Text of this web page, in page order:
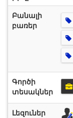
Բանալի
բառեր
Գործի
տեսակներ
Լեզուներ